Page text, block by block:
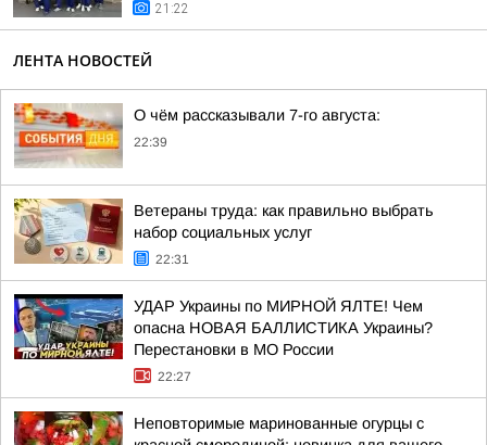
21:22
ЛЕНТА НОВОСТЕЙ
О чём рассказывали 7-го августа:
22:39
Ветераны труда: как правильно выбрать
набор социальных услуг
22:31
УДАР Украины по МИРНОЙ ЯЛТЕ! Чем
опасна НОВАЯ БАЛЛИСТИКА Украины?
Перестановки в МО России
22:27
Неповторимые маринованные огурцы с